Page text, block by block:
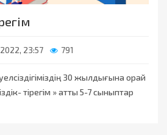
23:57 791
30 жылдығына орай
тірегім » атты 5-7 сыныптар